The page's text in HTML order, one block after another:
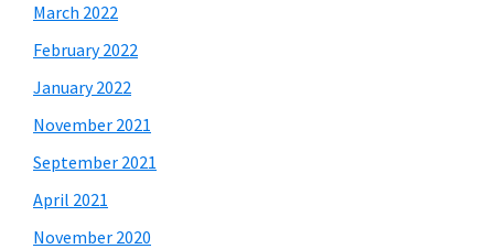
March 2022
February 2022
January 2022
November 2021
September 2021
April 2021
November 2020